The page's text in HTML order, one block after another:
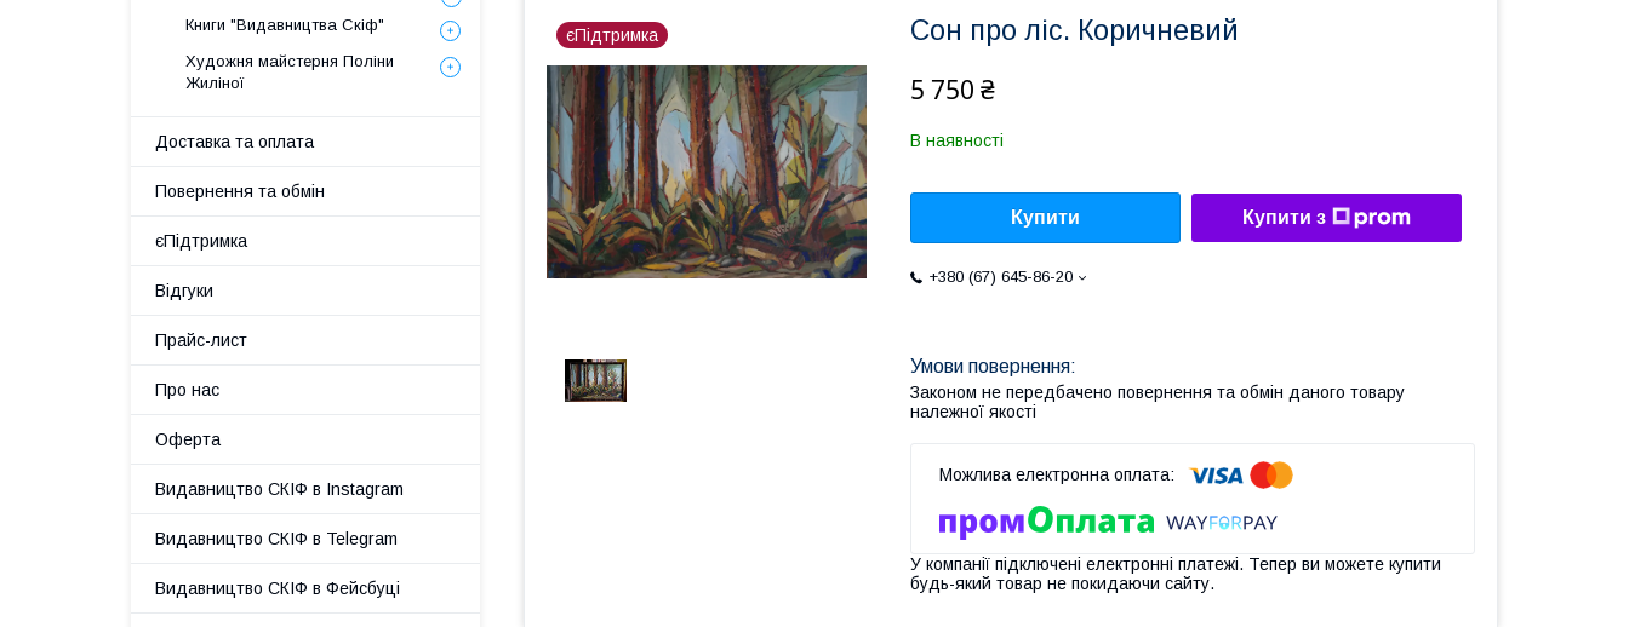
єПідтримка Сон про ліс. Коричневий
5 750 ₴
В наявності
Купити Купити з
+380 (67) 645-86-20
Законом не передбачено повернення та обмін даного товару
належної якості
У компанії підключені електронні платежі. Тепер ви можете купити
будь-який товар не покидаючи сайту.
Книги "Видавництва Скіф"
Художня майстерня Поліни
Жиліної
Доставка та оплата
Повернення та обмін
єПідтримка
Відгуки
Прайс-лист
Про нас
Оферта
Видавництво СКІФ в Instagram
Видавництво СКІФ в Telegram
Видавництво СКІФ в Фейсбуці